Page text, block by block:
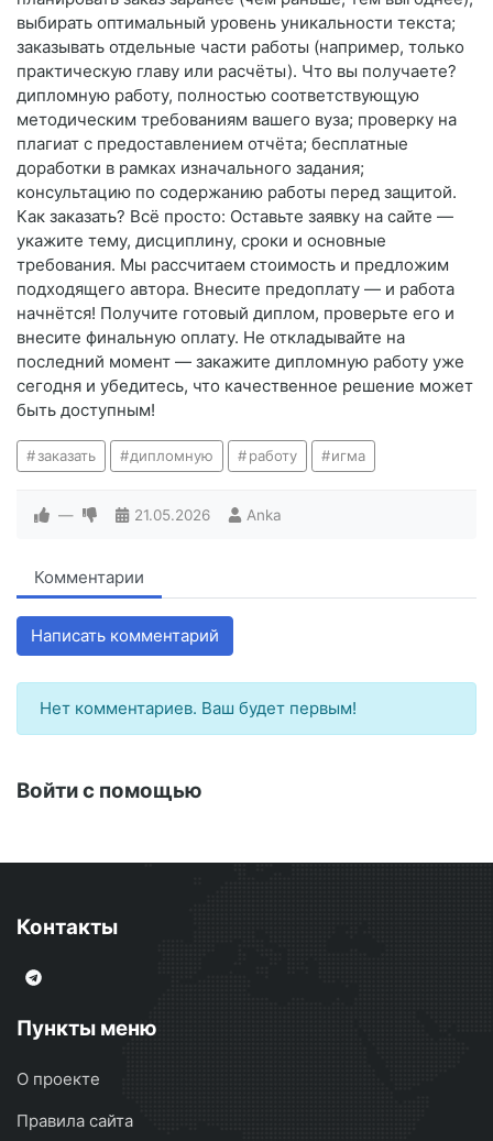
выбирать оптимальный уровень уникальности текста;
заказывать отдельные части работы (например, только
практическую главу или расчёты). Что вы получаете?
дипломную работу, полностью соответствующую
методическим требованиям вашего вуза; проверку на
плагиат с предоставлением отчёта; бесплатные
доработки в рамках изначального задания;
консультацию по содержанию работы перед защитой.
Как заказать? Всё просто: Оставьте заявку на сайте —
укажите тему, дисциплину, сроки и основные
требования. Мы рассчитаем стоимость и предложим
подходящего автора. Внесите предоплату — и работа
начнётся! Получите готовый диплом, проверьте его и
внесите финальную оплату. Не откладывайте на
последний момент — закажите дипломную работу уже
сегодня и убедитесь, что качественное решение может
быть доступным!
заказать дипломную работу игма
— 21.05.2026 Anka
Комментарии
Написать комментарий
Нет комментариев. Ваш будет первым!
Войти с помощью
Контакты
Пункты меню
О проекте
Правила сайта